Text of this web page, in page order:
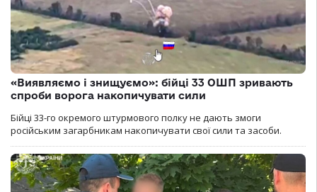
«Виявляємо і знищуємо»: бійці 33 ОШП зривають
спроби ворога накопичувати сили
Бійці 33-го окремого штурмового полку не дають змоги
російським загарбникам накопичувати свої сили та засоби.